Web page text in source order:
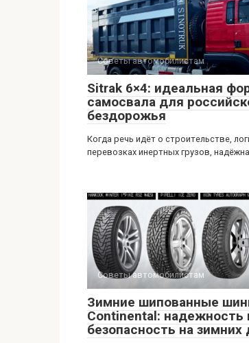
Советы автомобилистам
Sitrak 6×4: идеальная
самосвала для
бездорожья
Когда речь идёт о строительстве,
перевозках инертных грузов,
Советы автомобилистам
Зимние шипованные
Continental: надежность
безопасность на зимних